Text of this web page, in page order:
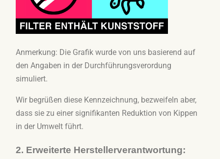
Anmerkung: Die Grafik wurde von uns basierend auf
den Angaben in der Durchführungsverordung
simuliert.
Wir begrüßen diese Kennzeichnung, bezweifeln aber,
dass sie zu einer signifikanten Reduktion von Kippen
in der Umwelt führt.
2. Erweiterte Herstellerverantwortung: